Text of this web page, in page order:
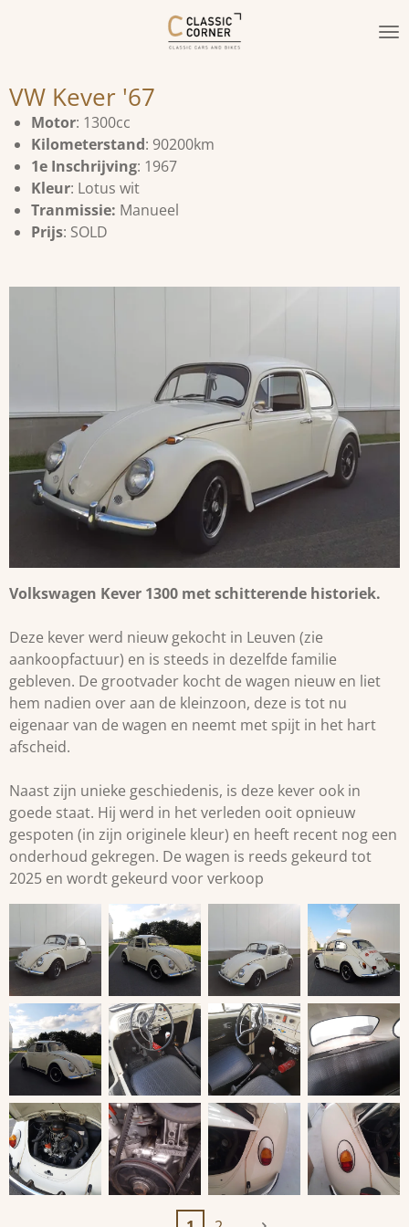
hoofdinhoud
VW Kever '67
Motor: 1300cc
Kilometerstand: 90200km
1e Inschrijving: 1967
Kleur: Lotus wit
Tranmissie: Manueel
Prijs: SOLD
Volkswagen Kever 1300 met schitterende historiek.
Deze kever werd nieuw gekocht in Leuven (zie
aankoopfactuur) en is steeds in dezelfde familie
gebleven. De grootvader kocht de wagen nieuw en liet
hem nadien over aan de kleinzoon, deze is tot nu
eigenaar van de wagen en neemt met spijt in het hart
afscheid.
Naast zijn unieke geschiedenis, is deze kever ook in
goede staat. Hij werd in het verleden ooit opnieuw
gespoten (in zijn originele kleur) en heeft recent nog een
onderhoud gekregen. De wagen is reeds gekeurd tot
2025 en wordt gekeurd voor verkoop